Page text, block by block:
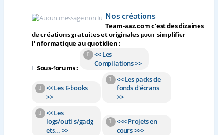
Nos créations
Team-aaz.com c'est des dizaines
de créations gratuites et originales pour simplifier
l'informatique au quotidien :
⊢Sous-forums :
<< Les
Compilations >>
<< Les E-books
>>
<< Les packs de
fonds d'écrans
>>
<< Les
logs/outils/gadg
ets... >>
<<< Projets en
cours >>>